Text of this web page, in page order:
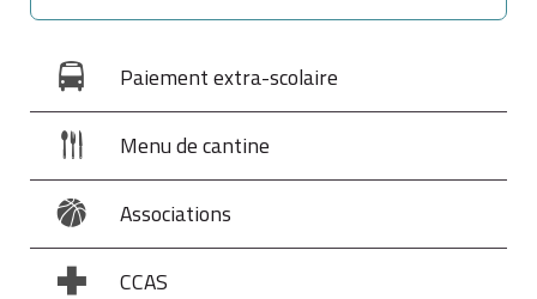
Paiement extra-scolaire
Menu de cantine
Associations
CCAS